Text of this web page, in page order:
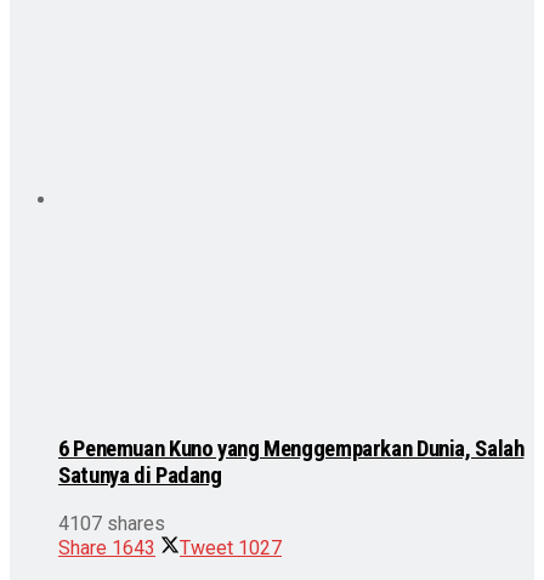
6 Penemuan Kuno yang Menggemparkan Dunia, Salah
Satunya di Padang
4107 shares
Share 1643 Tweet 1027